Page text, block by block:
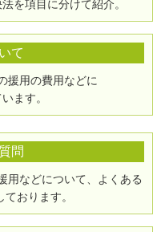
を項目に分けて紹介。
て
援用の費用などに
ます。
問
用などについて、よくある
おります。